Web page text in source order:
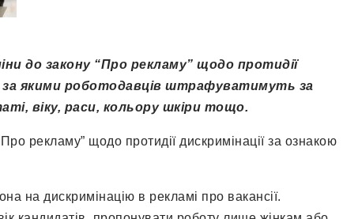
до закону “Про рекламу” щодо протидії
за якими роботодавців штрафуватимуть за
віку, раси, кольору шкіри тощо.
рекламу” щодо протидії дискримінації за ознакою
на дискримінацію в рекламі про вакансії.